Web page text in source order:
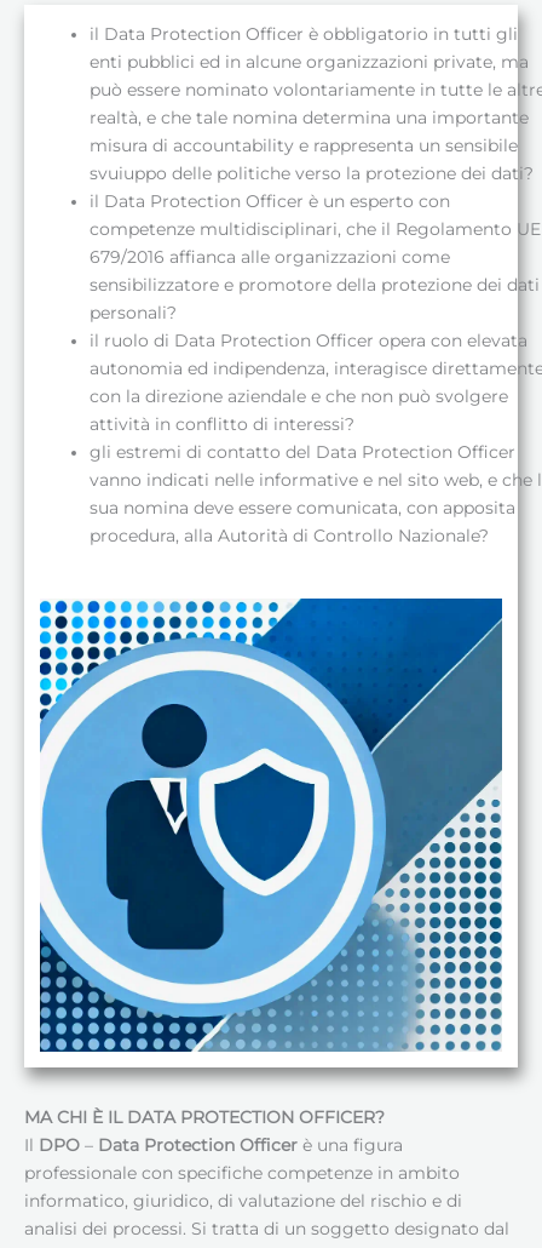
il Data Protection Officer è obbligatorio in tutti gli
enti pubblici ed in alcune organizzazioni private, ma
può essere nominato volontariamente in tutte le
realtà, e che tale nomina determina una importante
misura di accountability e rappresenta un sensibile
svuiuppo delle politiche verso la protezione dei dati?
il Data Protection Officer è un esperto con
competenze multidisciplinari, che il Regolamento UE
679/2016 affianca alle organizzazioni come
sensibilizzatore e promotore della protezione dei dati
personali?
il ruolo di Data Protection Officer opera con elevata
autonomia ed indipendenza, interagisce
con la direzione aziendale e che non può svolgere
attività in conflitto di interessi?
gli estremi di contatto del Data Protection Officer
vanno indicati nelle informative e nel sito web, e che
sua nomina deve essere comunicata, con apposita
procedura, alla Autorità di Controllo Nazionale?
MA CHI È IL DATA PROTECTION OFFICER?
Il DPO – Data Protection Officer è una figura
professionale con specifiche competenze in ambito
informatico, giuridico, di valutazione del rischio e di
analisi dei processi. Si tratta di un soggetto designato dal